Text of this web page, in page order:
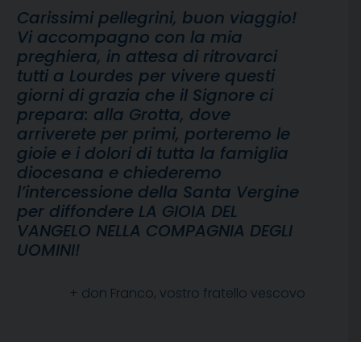
Carissimi pellegrini, buon viaggio!
Vi accompagno con la mia
preghiera, in attesa di ritrovarci
tutti a Lourdes per vivere questi
giorni di grazia che il Signore ci
prepara: alla Grotta, dove
arriverete per primi, porteremo le
gioie e i dolori di tutta la famiglia
diocesana e chiederemo
l’intercessione della Santa Vergine
per diffondere LA GIOIA DEL
VANGELO NELLA COMPAGNIA DEGLI
UOMINI!
+ don Franco, vostro fratello vescovo